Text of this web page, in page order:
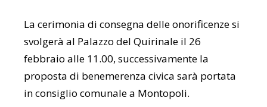
La cerimonia di consegna delle onorificenze si
svolgerà al Palazzo del Quirinale il 26
febbraio alle 11.00, successivamente la
proposta di benemerenza civica sarà portata
in consiglio comunale a Montopoli.